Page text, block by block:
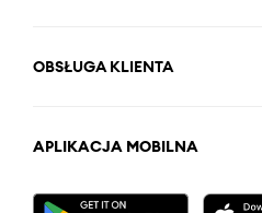
OBSŁUGA KLIENTA
APLIKACJA MOBILNA